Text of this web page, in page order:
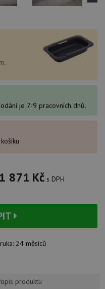
je 7-9 pracovních dnů.
871 Kč s DPH
24 měsíců
produktu